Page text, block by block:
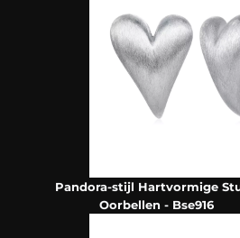
Pandora-stijl Hartvormige
Oorbellen - Bse916